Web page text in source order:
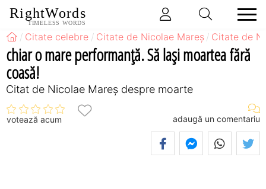
RightWords
TIMELESS WORDS
Citate celebre Citate de Nicolae Mareș Citate de
chiar o mare performanță. Să lași moartea fără
coasă!
Citat de Nicolae Mareș despre moarte
votează acum adaugă un comentariu